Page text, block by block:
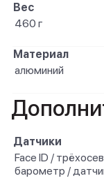
Вес
460 г
Материал
алюминий
Датчики
Face ID /
барометр /